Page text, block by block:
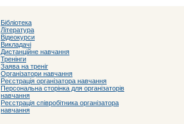
Бібліотека
Література
Відеокурси
Викладачі
Дистанційне навчання
Тренінги
Заява на треніг
Організатори навчання
Реєстрація організатора навчання
Персональна сторінка для організаторів
навчання
Реєстрація співробітника організатора
навчання